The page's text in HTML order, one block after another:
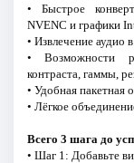
• Быстрое
NVENC и графики
• Извлечение аудио
• Возможности
контраста, гаммы,
• Удобная пакетная
• Лёгкое
Всего 3 шага до
• Шаг 1: Добавьте